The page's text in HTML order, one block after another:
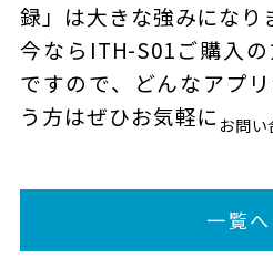
録」は大きな強みになり
今ならITH-S01ご購入
ですので、どんなアプ
う方はぜひお気軽に お問い
一覧へ